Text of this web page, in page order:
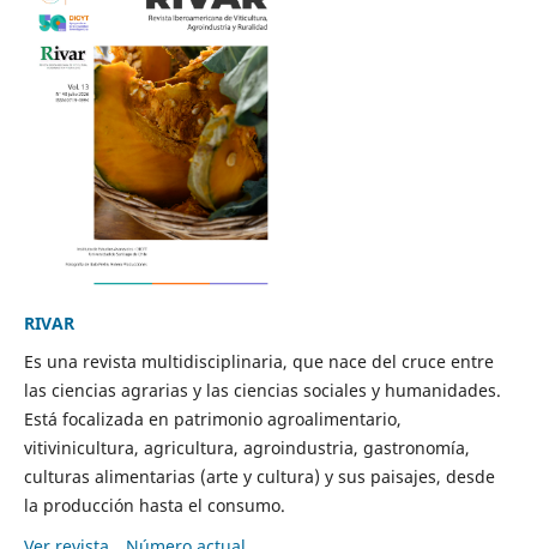
RIVAR
Es una revista multidisciplinaria, que nace del cruce entre
las ciencias agrarias y las ciencias sociales y humanidades.
Está focalizada en patrimonio agroalimentario,
vitivinicultura, agricultura, agroindustria, gastronomía,
culturas alimentarias (arte y cultura) y sus paisajes, desde
la producción hasta el consumo.